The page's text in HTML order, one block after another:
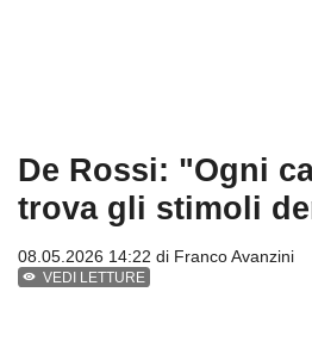
De Rossi: "Ogni
trova gli stimoli
08.05.2026 14:22 di Franco Avanzini
VEDI LETTURE